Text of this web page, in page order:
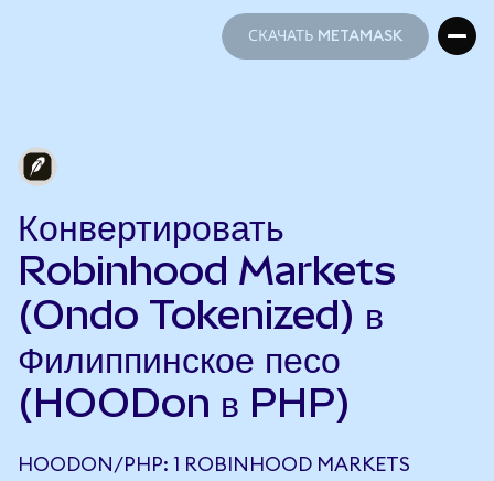
СКАЧАТЬ METAMASK
Конвертировать
Robinhood Markets
(Ondo Tokenized) в
Филиппинское песо
(HOODon в PHP)
HOODON/PHP: 1 ROBINHOOD MARKETS